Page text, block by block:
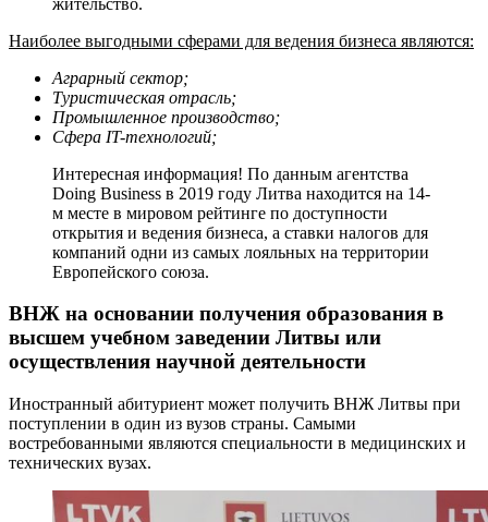
Наиболее выгодными сферами для ведения бизнеса являются:
Аграрный сектор;
Туристическая отрасль;
Промышленное производство;
Сфера IT-технологий;
Интересная информация! По данным агентства
Doing Business в 2019 году Литва находится на 14-
м месте в мировом рейтинге по доступности
открытия и ведения бизнеса, а ставки налогов для
компаний одни из самых лояльных на территории
Европейского союза.
ВНЖ на основании получения образования в
высшем учебном заведении Литвы или
осуществления научной деятельности
Иностранный абитуриент может получить ВНЖ Литвы при
поступлении в один из вузов страны. Самыми
востребованными являются специальности в медицинских и
технических вузах.